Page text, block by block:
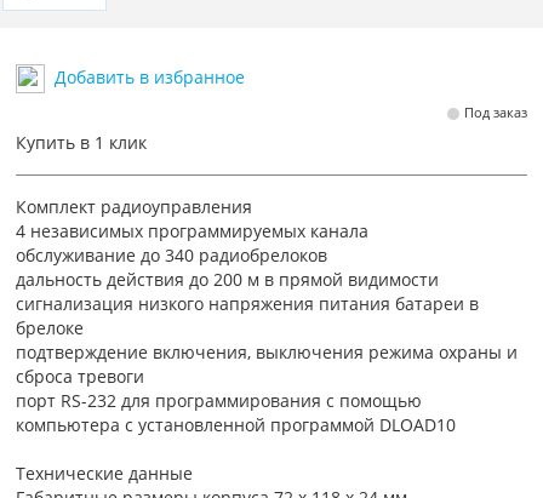
Добавить в избранное
Под заказ
Купить в 1 клик
Комплект радиоуправления
4 независимых программируемых канала
обслуживание до 340 радиобрелоков
дальность действия до 200 м в прямой видимости
сигнализация низкого напряжения питания батареи в
брелоке
подтверждение включения, выключения режима охраны и
сброса тревоги
порт RS-232 для программирования с помощью
компьютера с установленной программой DLOAD10
Технические данные